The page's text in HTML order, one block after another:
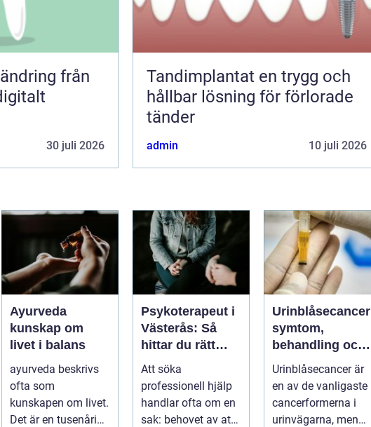
från
30 juli 2026
Tandimplantat en trygg och
hållbar lösning för förlorade
tänder
admin 10 juli 2026
Ayurveda
kunskap om
livet i balans
ayurveda beskrivs
ofta som
kunskapen om livet.
Det är en tusenårig
Psykoterapeut i
Västerås: Så
hittar du rätt
psykolog i
Västerås för
samtal och
terapi
Att söka
professionell hjälp
handlar ofta om en
sak: behovet av att
Urinblåsecancer
symtom,
behandling och
livet efter
diagnosen
Urinblåsecancer är
en av de vanligaste
cancerformerna i
urinvägarna, men